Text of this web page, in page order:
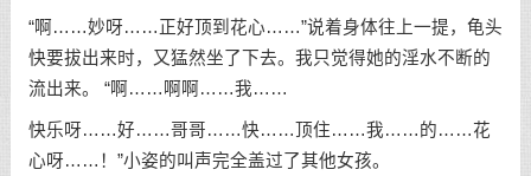
“啊……妙呀……正好顶到花心……”说着身体往上一提，龟头
快要拔出来时，又猛然坐了下去。我只觉得她的淫水不断的
流出来。 “啊……啊啊……我……
快乐呀……好……哥哥……快……顶住……我……的……花
心呀……！”小姿的叫声完全盖过了其他女孩。